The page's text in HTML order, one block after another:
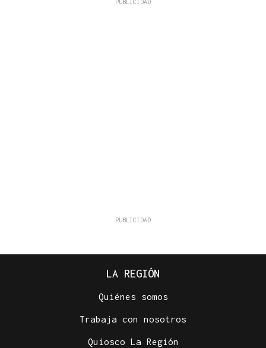
LA REGIÓN
Quiénes somos
Trabaja con nosotros
Quiosco La Región